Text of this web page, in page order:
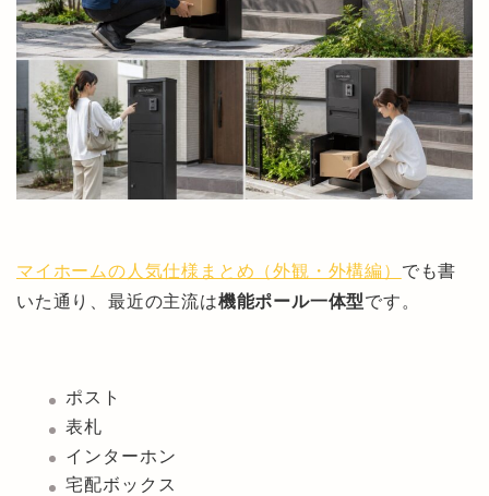
マイホームの人気仕様まとめ（外観・外構編） でも書
いた通り、最近の主流は機能ポール一体型です。
ポスト
表札
インターホン
宅配ボックス